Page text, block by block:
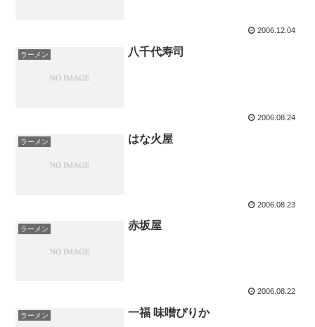
2006.12.04
ラーメン 八千代寿司
2006.08.24
ラーメン はな火屋
2006.08.23
ラーメン 赤坂屋
2006.08.22
ラーメン 一福 味噌ぴりか